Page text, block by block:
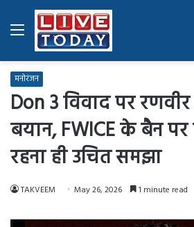
Menu
मनोरंजन
Don 3 विवाद पर
बयान, FWICE के बैन
रहना ही उचित समझा
TAKVEEM May 26, 2026 1 minute read